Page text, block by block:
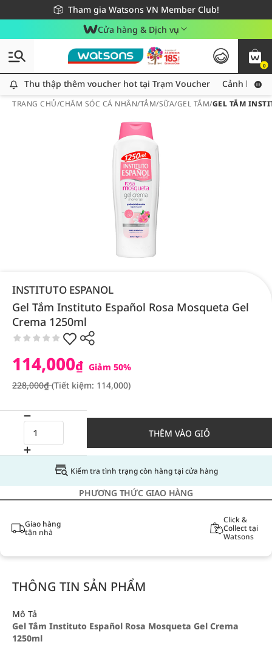
Tham gia Watsons VN Member Club!
Miễn phí giao hàng cho đơn hàng từ 249,000Đ
Giao hàng nhanh 24h - Áp dụng khu vực TP. Hồ Chí Minh
Cửa hàng & Dịch vụ
0
Thu thập thêm voucher hot tại Trạm Voucher
Thu thập thêm voucher hot tại Trạm Voucher Cảnh báo
TRANG CHỦ/CHĂM SÓC CÁ NHÂN/TẮM/SỮA/GEL TẮM/GEL TẮM
INSTITUTO ESPANOL
Gel Tắm Instituto Español Rosa Mosqueta Gel
Crema 1250ml
114,000₫ Giảm 50%
228,000₫(Tiết kiệm: 114,000)
THÊM VÀO GIỎ
Kiểm tra tình trạng còn hàng tại cửa hàng
PHƯƠNG THỨC GIAO HÀNG
Giao hàng
tận nhà
Click &
Collect tại
Watsons
THÔNG TIN SẢN PHẨM
Mô Tả
Gel Tắm Instituto Español Rosa Mosqueta Gel Crema
1250ml